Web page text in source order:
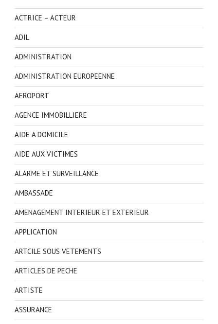
ACTRICE – ACTEUR
ADIL
ADMINISTRATION
ADMINISTRATION EUROPEENNE
AEROPORT
AGENCE IMMOBILLIERE
AIDE A DOMICILE
AIDE AUX VICTIMES
ALARME ET SURVEILLANCE
AMBASSADE
AMENAGEMENT INTERIEUR ET EXTERIEUR
APPLICATION
ARTCILE SOUS VETEMENTS
ARTICLES DE PECHE
ARTISTE
ASSURANCE